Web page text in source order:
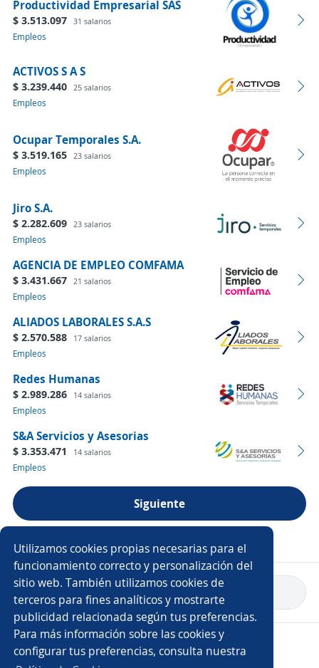
Utilizamos cookies propias necesarias para el
funcionamiento correcto y personalización del
sitio web. También utilizamos cookies de
terceros para fines analíticos y mostrarte
publicidad relacionada según tus preferencias.
Para más información sobre las cookies y
configurar tus preferencias, consulta nuestra
Productividad Empresarial SAS
$ 3.513.097 31 salarios
Empleos
ACTIVOS S A S
$ 3.239.440 25 salarios
Empleos
Ocupar Temporales S.A.
$ 3.519.165 23 salarios
Empleos
Jiro S.A.
$ 2.282.609 23 salarios
Empleos
AGENCIA DE EMPLEO COMFAMA
$ 3.431.667 21 salarios
Empleos
ALIADOS LABORALES S.A.S
$ 2.570.588 17 salarios
Empleos
Redes Humanas
$ 2.989.286 14 salarios
Empleos
S&A Servicios y Asesorias
$ 3.353.471 14 salarios
Empleos
Siguiente
Ver más empresas
Volver a inicio
Copyright 2014 - 2026 DGNET LTD.
Aviso legal / Privacidad